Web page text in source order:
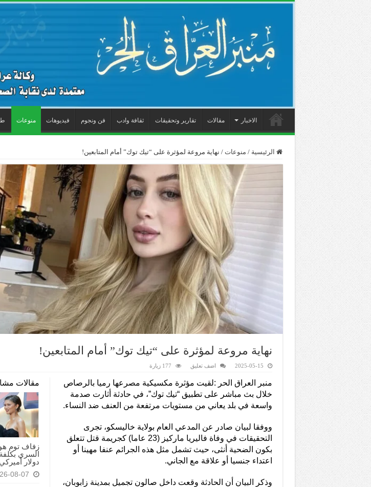
الاخبار مقالات تقارير وتحقيقات ثقافة وادب فن ونجوم فيديوهات منوعات
الرئيسية / منوعات / نهاية مروعة لمؤثرة على “تيك توك” أمام المتابعين!
نهاية مروعة لمؤثرة على “تيك توك” أمام المتابعين!
2025-05-15 اضف تعليق 177 زيارة
مقالات
زفاف توم
دولار أميركي
08-07
منبر العراق الحر :لقيت مؤثرة مكسيكية مصرعها رميا بالرصاص
خلال بث مباشر على تطبيق “تيك توك”، في حادثة أثارت صدمة
واسعة في بلد يعاني من مستويات مرتفعة من العنف ضد النساء.
ووفقا لبيان صادر عن المدعي العام بولاية خاليسكو، تجرى
التحقيقات في وفاة فاليريا ماركيز (23 عاما) كجريمة قتل تتعلق
بكون الضحية أنثى، حيث تشمل مثل هذه الجرائم عنفا مهينا أو
اعتداء جنسيا أو علاقة مع الجاني.
وذكر البيان أن الحادثة وقعت داخل صالون تجميل بمدينة زابوبان،